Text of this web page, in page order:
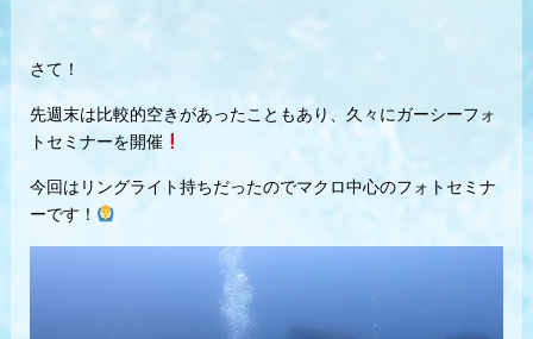
さて！
先週末は比較的空きがあったこともあり、久々にガーシーフォ
トセミナーを開催
今回はリングライト持ちだったのでマクロ中心のフォトセミナ
ーです！